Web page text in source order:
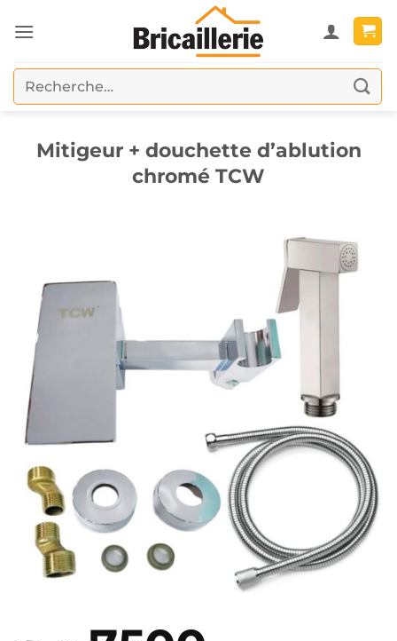
au
Recherche
pour :
Mitigeur + douchette d’ablution
chromé TCW